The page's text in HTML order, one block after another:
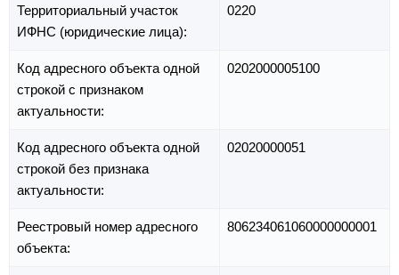
Территориальный участок
ИФНС (юридические лица):
0220
Код адресного объекта одной
строкой с признаком
актуальности:
0202000005100
Код адресного объекта одной
строкой без признака
актуальности:
02020000051
Реестровый номер адресного
объекта:
806234061060000000001